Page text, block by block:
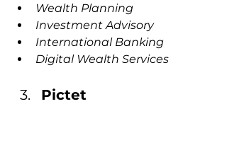
Wealth Planning
Investment Advisory
International Banking
Digital Wealth Services
Pictet